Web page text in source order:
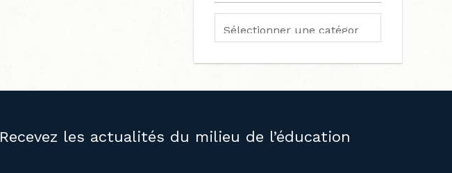
Recevez les actualités du milieu de l’éducation